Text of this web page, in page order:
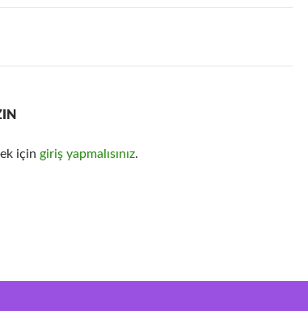
için giriş yapmalısınız.